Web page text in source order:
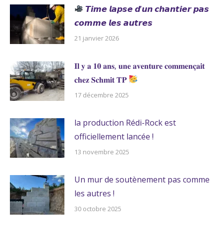
𝙏𝙞𝙢𝙚 𝙡𝙖𝙥𝙨𝙚 𝙙’𝙪𝙣 𝙘𝙝𝙖𝙣𝙩𝙞𝙚𝙧 𝙥𝙖𝙨
𝙘𝙤𝙢𝙢𝙚 𝙡𝙚𝙨 𝙖𝙪𝙩𝙧𝙚𝙨
21 janvier 2026
𝐈𝐥 𝐲 𝐚 𝟏𝟎 𝐚𝐧𝐬, 𝐮𝐧𝐞 𝐚𝐯𝐞𝐧𝐭𝐮𝐫𝐞 𝐜𝐨𝐦𝐦𝐞𝐧𝐜̧𝐚𝐢𝐭
𝐜𝐡𝐞𝐳 𝐒𝐜𝐡𝐦𝐢𝐭 𝐓𝐏
17 décembre 2025
la production Rédi-Rock est
officiellement lancée !
13 novembre 2025
Un mur de soutènement pas comme
les autres !
30 octobre 2025